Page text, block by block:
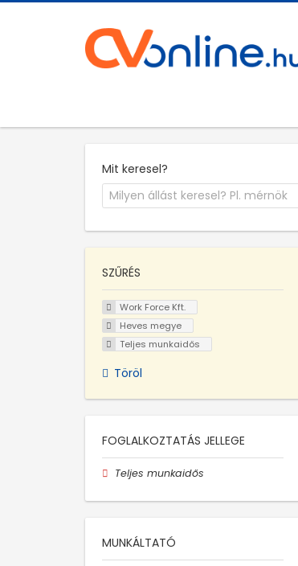
Mit keresel?
SZŰRÉS
Work Force Kft.
Heves megye
Teljes munkaidős
Töröl
FOGLALKOZTATÁS JELLEGE
Teljes munkaidős
MUNKÁLTATÓ